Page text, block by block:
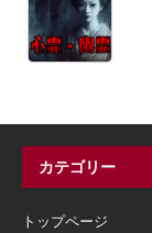
カテゴリー
トップページ